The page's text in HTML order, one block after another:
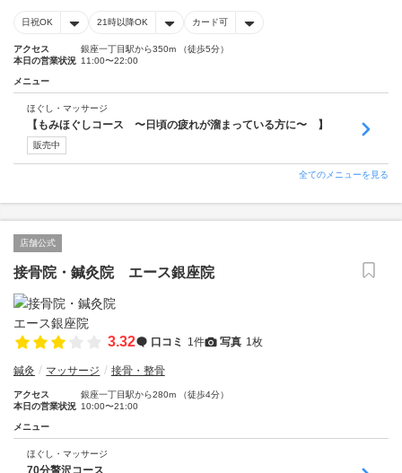
日祝OK 21時以降OK カード可
アクセス
銀座一丁目駅から350m （徒歩5分）
本日の営業状況 11:00〜22:00
メニュー
ほぐし・マッサージ
【もみほぐしコース 〜日頃の疲れが溜まっている方に〜 】
販売中
全てのメニューを見る
店舗公式
接骨院・鍼灸院 エース銀座院
3.32 口コミ 1件 写真 1枚
鍼灸 マッサージ 接骨・整骨
アクセス
銀座一丁目駅から280m （徒歩4分）
本日の営業状況 10:00〜21:00
メニュー
ほぐし・マッサージ
70分贅沢コース